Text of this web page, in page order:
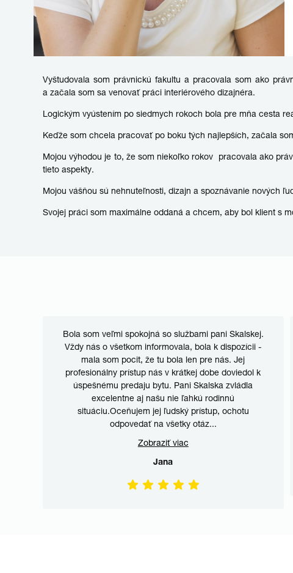
Vyštudovala som právnickú fakultu a pracovala som ako
a začala som sa venovať práci interiérového dizajnéra.
Logickým vyústením po siedmych rokoch bola pre mňa cesta
Keďže som chcela pracovať po boku tých najlepších, začala
Mojou výhodou je to, že som niekoľko rokov pracovala ako
tieto aspekty.
Mojou vášňou sú nehnuteľnosti, dizajn a spoznávanie nových
Svojej práci som maximálne oddaná a chcem, aby bol klient s
Bola som veľmi spokojná so službami pani Skalskej.
Vždy nás o všetkom informovala, bola k dispozícii -
mala som pocit, že tu bola len pre nás. Jej
profesionálny prístup nás v krátkej dobe doviedol k
úspešnému predaju bytu. Pani Skalska zvládla
excelentne aj našu nie ľahkú rodinnú
situáciu.Oceňujem jej ľudský prístup, ochotu
odpovedať na všetky otáz...
Zobraziť viac
Jana